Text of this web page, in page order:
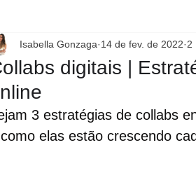
moda Sustentabilidade
Moda Praia
digitais |
Isabella Gonzaga 14 de fev. de 2022 2
3 estratégias de collabs
elas estão crescendo